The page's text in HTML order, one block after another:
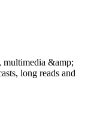
multimedia &amp;
long reads and